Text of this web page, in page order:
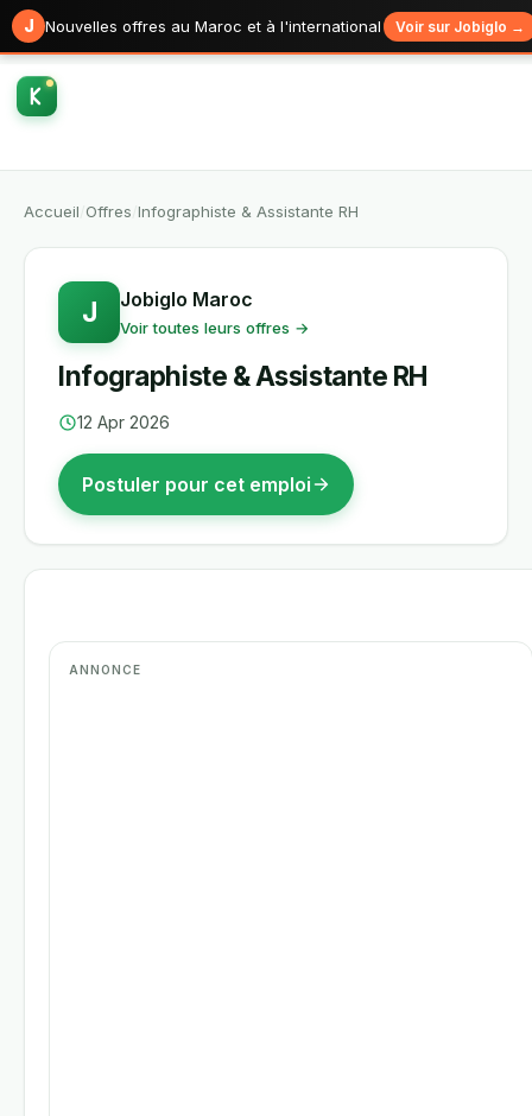
J Nouvelles offres au Maroc et à l'international Voir sur Jobiglo →
Accueil Offres Infographiste & Assistante RH
J Jobiglo Maroc
Voir toutes leurs offres →
Infographiste & Assistante RH
12 Apr 2026
Postuler pour cet emploi